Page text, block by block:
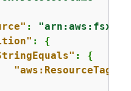
: "arn:aws:fsx:
: {
: {
"aws:ResourceTag/